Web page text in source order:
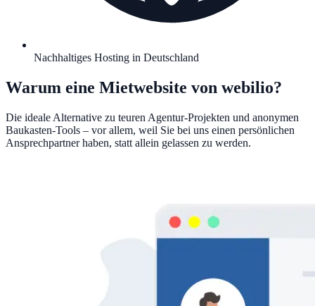
Nachhaltiges Hosting in Deutschland
Warum eine Mietwebsite von webilio?
Die ideale Alternative zu teuren Agentur-Projekten und anonymen
Baukasten-Tools – vor allem, weil Sie bei uns einen persönlichen
Ansprechpartner haben, statt allein gelassen zu werden.